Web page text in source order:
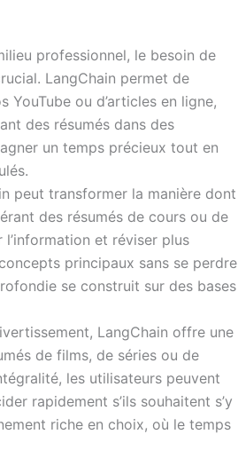
professionnel, le besoin de
LangChain permet de
ou d’articles en ligne,
des résumés dans des
un temps précieux tout en
peut transformer la manière dont
des résumés de cours ou de
et réviser plus
principaux sans se perdre
se construit sur des bases
LangChain offre une
de films, de séries ou de
les utilisateurs peuvent
rapidement s’ils souhaitent s’y
riche en choix, où le temps